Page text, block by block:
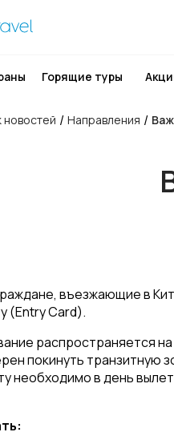
Горящие туры
новостей / Направления /
въезжающие в
(Entry Card).
распространяется
покинуть транзитную
необходимо в день